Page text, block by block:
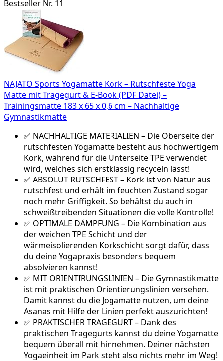
Bestseller Nr. 11
NAJATO Sports Yogamatte Kork – Rutschfeste Yoga
Matte mit Tragegurt & E-Book (PDF Datei) –
Trainingsmatte 183 x 65 x 0,6 cm – Nachhaltige
Gymnastikmatte
✅ NACHHALTIGE MATERIALIEN – Die Oberseite der
rutschfesten Yogamatte besteht aus hochwertigem
Kork, während für die Unterseite TPE verwendet
wird, welches sich erstklassig recyceln lässt!
✅ ABSOLUT RUTSCHFEST – Kork ist von Natur aus
rutschfest und erhält im feuchten Zustand sogar
noch mehr Griffigkeit. So behältst du auch in
schweißtreibenden Situationen die volle Kontrolle!
✅ OPTIMALE DÄMPFUNG – Die Kombination aus
der weichen TPE Schicht und der
wärmeisolierenden Korkschicht sorgt dafür, dass
du deine Yogapraxis besonders bequem
absolvieren kannst!
✅ MIT ORIENTIRUNGSLINIEN – Die Gymnastikmatte
ist mit praktischen Orientierungslinien versehen.
Damit kannst du die Jogamatte nutzen, um deine
Asanas mit Hilfe der Linien perfekt auszurichten!
✅ PRAKTISCHER TRAGEGURT – Dank des
praktischen Tragegurts kannst du deine Yogamatte
bequem überall mit hinnehmen. Deiner nächsten
Yogaeinheit im Park steht also nichts mehr im Weg!